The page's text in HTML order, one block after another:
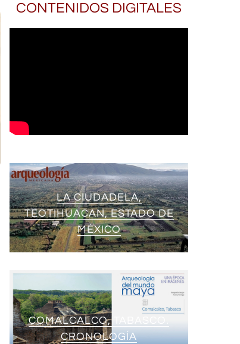
CONTENIDOS DIGITALES
LA CIUDADELA,
TEOTIHUACAN, ESTADO DE
MÉXICO
COMALCALCO, TABASCO.
CRONOLOGÍA